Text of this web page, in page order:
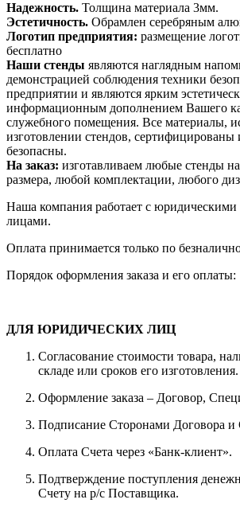
Надежность. Толщина материала 3мм.
Эстетичность. Обрамлен серебряным
Логотип предприятия: размещение
бесплатно
Наши стенды являются наглядным
демонстрацией соблюдения техники
предприятии и являются ярким
информационным дополнением Вашего
служебного помещения. Все материалы,
изготовлении стендов, сертифицированы
безопасны.
На заказ: изготавливаем любые стенды
размера, любой комплектации, любого
Наша компания работает с
лицами.
Оплата принимается только по
Порядок оформления заказа и его оплаты:
ДЛЯ ЮРИДИЧЕСКИХ ЛИЦ
Согласование стоимости товара,
складе или сроков его изготовления.
Оформление заказа – Договор,
Подписание Сторонами Договора
Оплата Счета через «Банк-клиент».
Подтверждение поступления
Счету на р/с Поставщика.